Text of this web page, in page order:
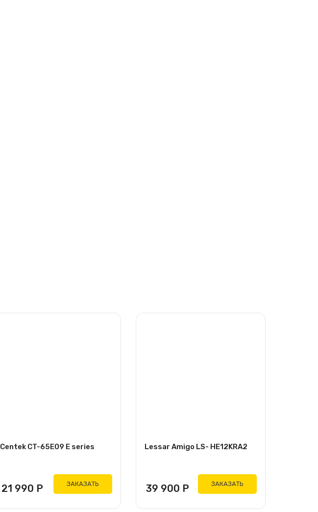
Centek CT-65E09 E series
21 990 Р ЗАКАЗАТЬ
Lessar Amigo LS- HE12KRA2
39 900 Р ЗАКАЗАТЬ